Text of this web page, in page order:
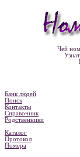
Чей
Банк людей
Поиск
Контакты
Справочник
Родственники
Каталог
Протокол
Номера